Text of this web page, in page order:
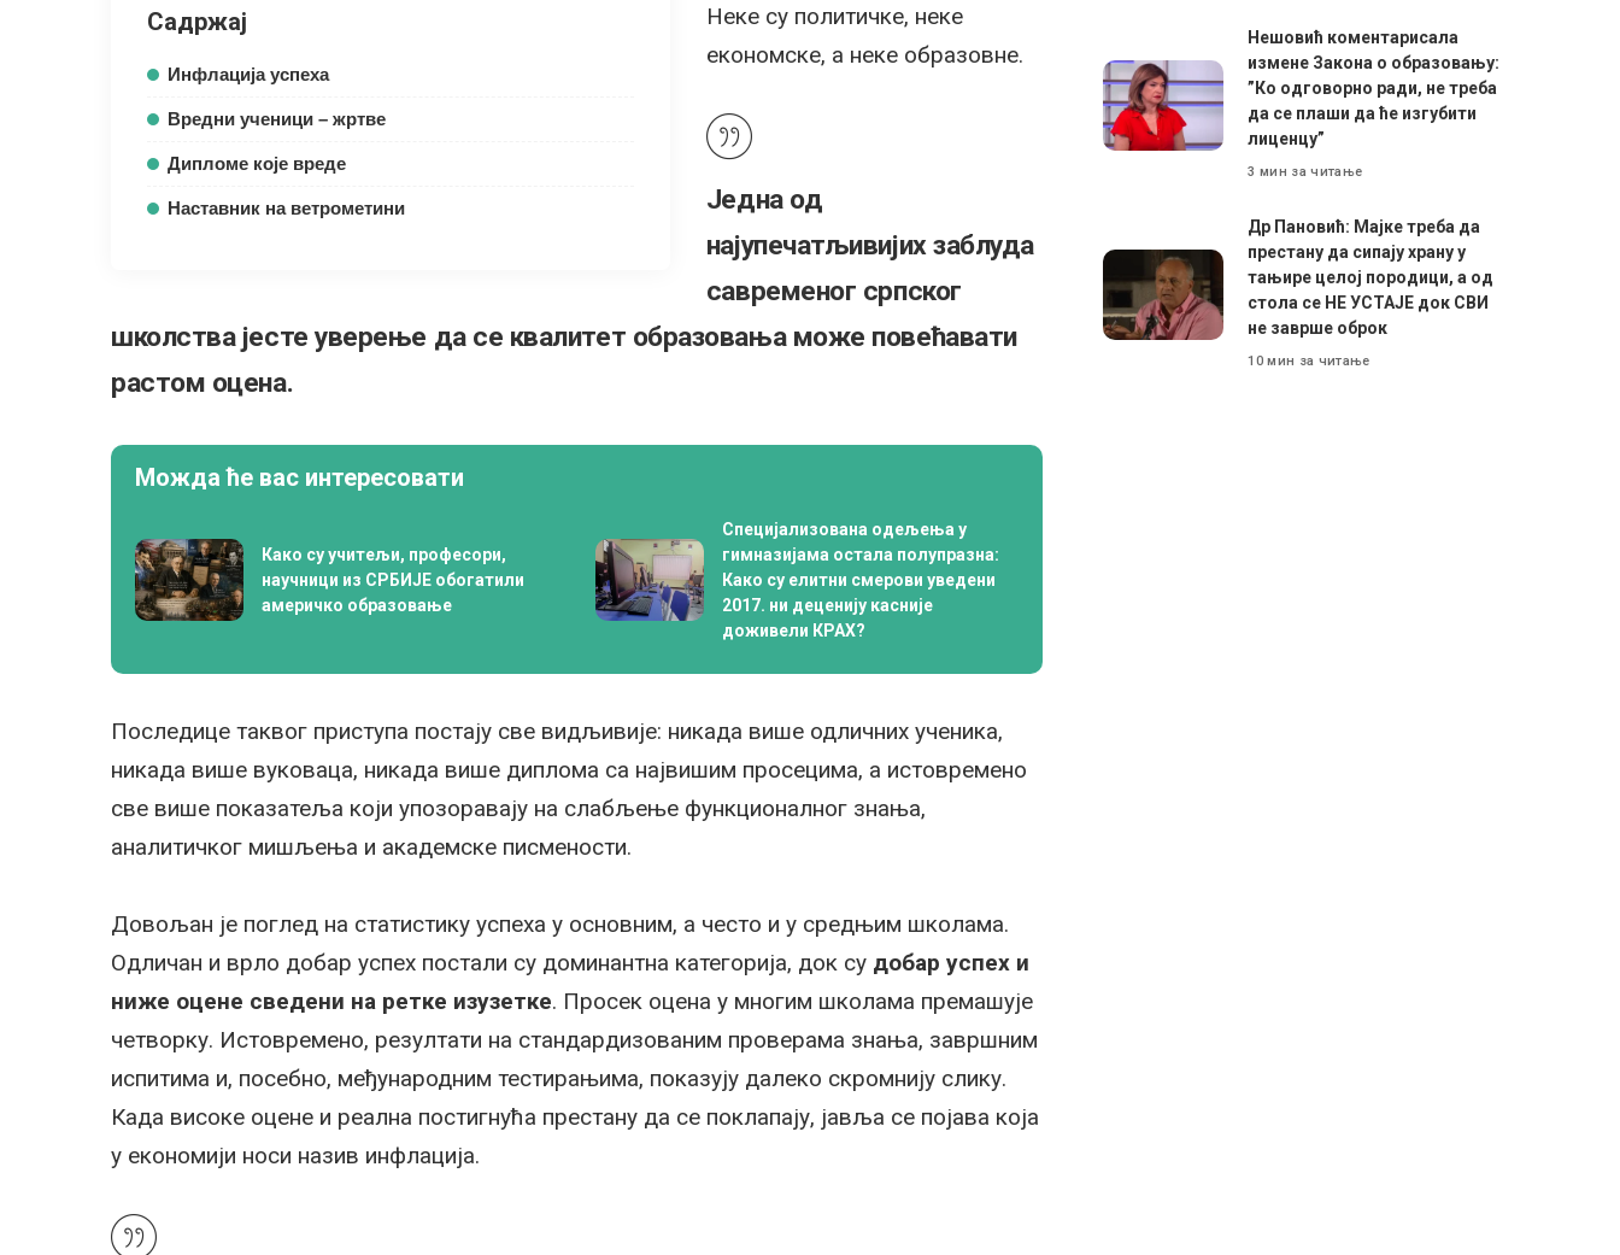
Садржај
Инфлација успеха
Вредни ученици – жртве
Дипломе које вреде
Наставник на ветрометини
Неке су политичке, неке
економске, а неке образовне.
Једна од
најупечатљивијих заблуда
савременог српског
школства јесте уверење да се квалитет образовања може повећавати
растом оцена.
Можда ће вас интересовати
Како су учитељи, професори,
научници из СРБИЈЕ обогатили
америчко образовање
Специјализована одељења у
гимназијама остала полупразна:
Како су елитни смерови уведени
2017. ни деценију касније
доживели КРАХ?
Последице таквог приступа постају све видљивије: никада више одличних ученика,
никада више вуковаца, никада више диплома са највишим просецима, а истовремено
све више показатеља који упозоравају на слабљење функционалног знања,
аналитичког мишљења и академске писмености.
Довољан је поглед на статистику успеха у основним, а често и у средњим школама.
Одличан и врло добар успех постали су доминантна категорија, док су добар успех и
ниже оцене сведени на ретке изузетке. Просек оцена у многим школама премашује
четворку. Истовремено, резултати на стандардизованим проверама знања, завршним
испитима и, посебно, међународним тестирањима, показују далеко скромнију слику.
Када високе оцене и реална постигнућа престану да се поклапају, јавља се појава која
у економији носи назив инфлација.
Нешовић коментарисала
измене Закона о образовању:
”Ко одговорно ради, не треба
да се плаши да ће изгубити
лиценцу”
3 мин за читање
Др Пановић: Мајке треба да
престану да сипају храну у
тањире целој породици, а од
стола се НЕ УСТАЈЕ док СВИ
не заврше оброк
10 мин за читање